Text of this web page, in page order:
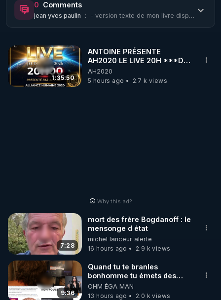
Jean Yves Paulin
LE CORPS DE GLOIRE
Comment ouvrir ses chakras très simplement
White Sadhu Publishers Pvt Ltd
ISBN : 978-2-917369-05-0
0 Comments
jean yves paulin : - version texte de mon livre dispo ici gratuitement sans aucune attente autre qu...
1:35:50
ANTOINE PRÉSENTE
AH2020 LE LIVE 20H ***DU
06/08/2026***
AH2020
5 hours ago
2.7 k views
Why this ad?
7:28
mort des frère Bogdanoff : le
mensonge d état
michel lanceur alerte
16 hours ago
2.9 k views
9:36
Quand tu te branles
bonhomme tu émets des
ondes ils ont juste omis de
t'expliquer
OHM ÉGA MAN
13 hours ago
2.0 k views